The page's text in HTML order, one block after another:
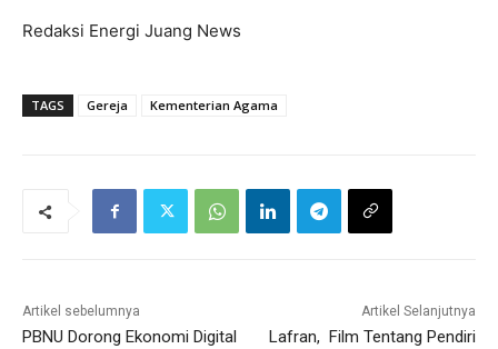
Redaksi Energi Juang News
TAGS Gereja Kementerian Agama
Artikel sebelumnya
PBNU Dorong Ekonomi Digital
Artikel Selanjutnya
Lafran, Film Tentang Pendiri